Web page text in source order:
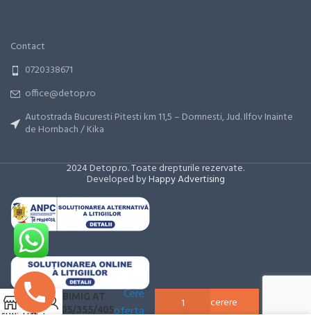
Contact
0720338671
office@detop.ro
Autostrada Bucuresti Pitesti km 11,5 – Domnesti, Jud. Ilfov Inainte
de Hornbach / Kika
2024 Detop.ro. Toate drepturile rezervate.
Developed byHappy Advertising
Duza gaz
ABIMIG AT
305/355/405
Cere
cerere
0